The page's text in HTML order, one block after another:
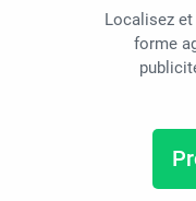
Localisez
forme